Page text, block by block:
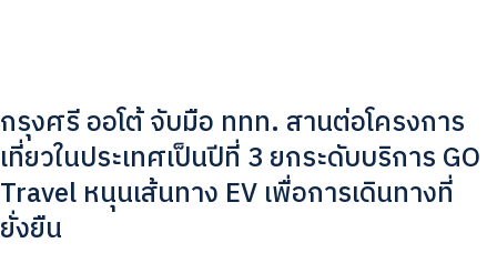
กรุงศรี ออโต้ จับมือ ททท. สานต่อโครงการ
เที่ยวในประเทศเป็นปีที่ 3 ยกระดับบริการ GO
Travel หนุนเส้นทาง EV เพื่อการเดินทางที่
ยั่งยืน